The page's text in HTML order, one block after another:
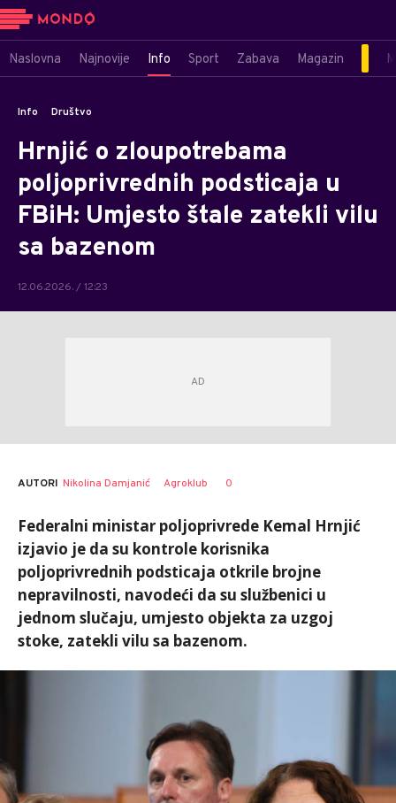
Naslovna Najnovije Info Sport Zabava Magazin
Info Društvo
Hrnjić o zloupotrebama
poljoprivrednih podsticaja u
FBiH: Umjesto štale zatekli vilu
sa bazenom
12.06.2026. / 12:23
AUTORI Nikolina Damjanić Agroklub 0
Federalni ministar poljoprivrede Kemal Hrnjić
izjavio je da su kontrole korisnika
poljoprivrednih podsticaja otkrile brojne
nepravilnosti, navodeći da su službenici u
jednom slučaju, umjesto objekta za uzgoj
stoke, zatekli vilu sa bazenom.